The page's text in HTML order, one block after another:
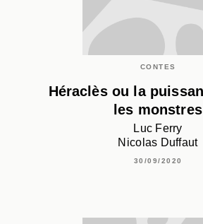
CONTES
Héraclès ou la
les monstres
Luc Ferry
Nicolas Duffaut
30/09/2020